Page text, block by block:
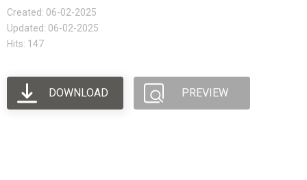
Created: 06-02-2025
Updated: 06-02-2025
Hits: 147
DOWNLOAD PREVIEW